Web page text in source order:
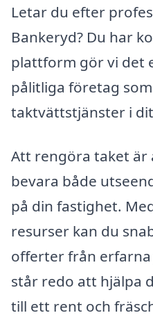
Letar du efter
Bankeryd? Du har
plattform gör vi det
pålitliga företag
taktvättstjänster i
Att rengöra taket
bevara både
på din fastighet.
resurser kan du
offerter från
står redo att hjälpa
till ett rent och